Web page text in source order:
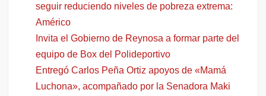
seguir reduciendo niveles de pobreza extrema:
Américo
Invita el Gobierno de Reynosa a formar parte del
equipo de Box del Polideportivo
Entregó Carlos Peña Ortiz apoyos de «Mamá
Luchona», acompañado por la Senadora Maki